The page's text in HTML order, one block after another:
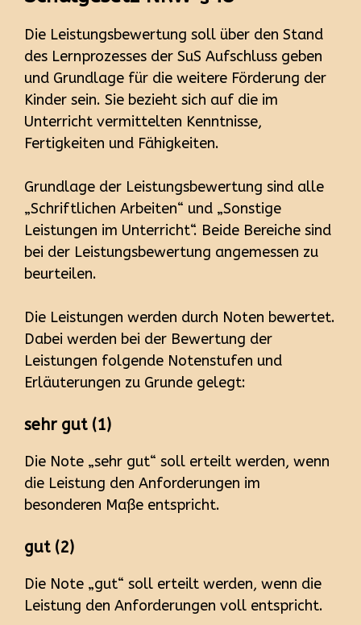
Die Leistungsbewertung soll über den Stand
des Lernprozesses der SuS Aufschluss geben
und Grundlage für die weitere Förderung der
Kinder sein. Sie bezieht sich auf die im
Unterricht vermittelten Kenntnisse,
Fertigkeiten und Fähigkeiten.
Grundlage der Leistungsbewertung sind alle
„Schriftlichen Arbeiten“ und „Sonstige
Leistungen im Unterricht“. Beide Bereiche sind
bei der Leistungsbewertung angemessen zu
beurteilen.
Die Leistungen werden durch Noten bewertet.
Dabei werden bei der Bewertung der
Leistungen folgende Notenstufen und
Erläuterungen zu Grunde gelegt:
sehr gut (1)
Die Note „sehr gut“ soll erteilt werden, wenn
die Leistung den Anforderungen im
besonderen Maße entspricht.
gut (2)
Die Note „gut“ soll erteilt werden, wenn die
Leistung den Anforderungen voll entspricht.